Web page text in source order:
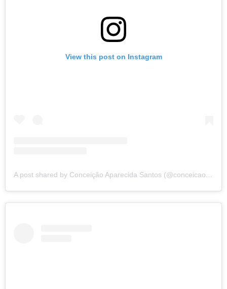
View this post on Instagram
A post shared by Conceição Aparecida Santos (@conceicao.a.santos)